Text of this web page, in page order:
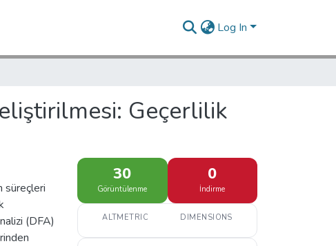
Log In
Geçerlilik
süreçleri
(DFA)
30
Görüntülenme
0
İndirme
ALTMETRIC DIMENSIONS